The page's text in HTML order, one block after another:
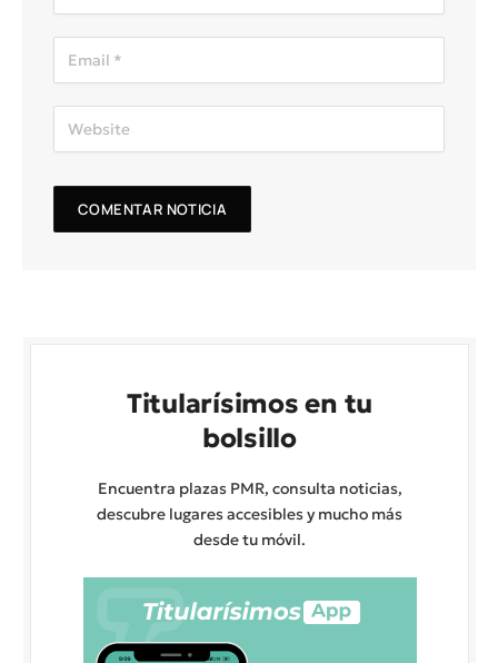
Titularísimos en tu
bolsillo
Encuentra plazas PMR, consulta noticias,
descubre lugares accesibles y mucho más
desde tu móvil.